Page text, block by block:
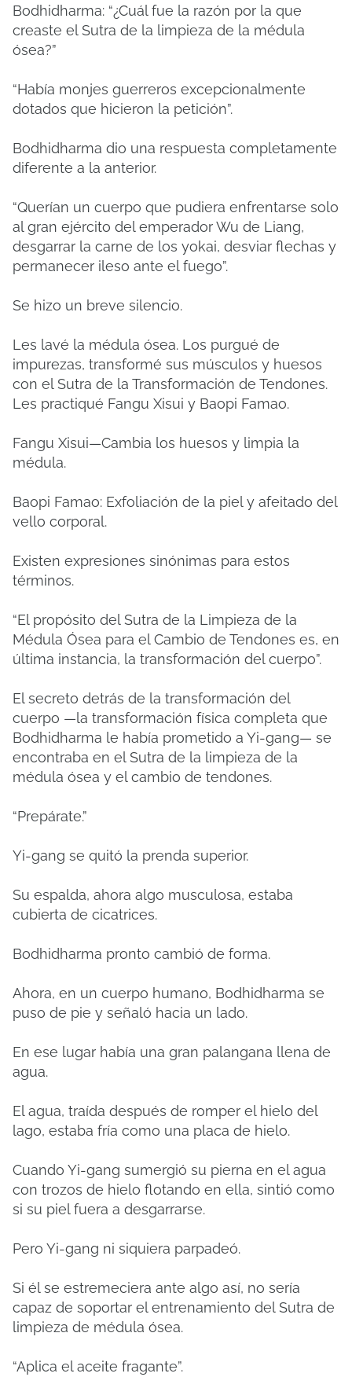
Bodhidharma: “¿Cuál fue la razón por la que
creaste el Sutra de la limpieza de la médula
ósea?”
“Había monjes guerreros excepcionalmente
dotados que hicieron la petición”.
Bodhidharma dio una respuesta completamente
diferente a la anterior.
“Querían un cuerpo que pudiera enfrentarse solo
al gran ejército del emperador Wu de Liang,
desgarrar la carne de los yokai, desviar flechas y
permanecer ileso ante el fuego”.
Se hizo un breve silencio.
Les lavé la médula ósea. Los purgué de
impurezas, transformé sus músculos y huesos
con el Sutra de la Transformación de Tendones.
Les practiqué Fangu Xisui y Baopi Famao.
Fangu Xisui—Cambia los huesos y limpia la
médula.
Baopi Famao: Exfoliación de la piel y afeitado del
vello corporal.
Existen expresiones sinónimas para estos
términos.
“El propósito del Sutra de la Limpieza de la
Médula Ósea para el Cambio de Tendones es, en
última instancia, la transformación del cuerpo”.
El secreto detrás de la transformación del
cuerpo —la transformación física completa que
Bodhidharma le había prometido a Yi-gang— se
encontraba en el Sutra de la limpieza de la
médula ósea y el cambio de tendones.
“Prepárate.”
Yi-gang se quitó la prenda superior.
Su espalda, ahora algo musculosa, estaba
cubierta de cicatrices.
Bodhidharma pronto cambió de forma.
Ahora, en un cuerpo humano, Bodhidharma se
puso de pie y señaló hacia un lado.
En ese lugar había una gran palangana llena de
agua.
El agua, traída después de romper el hielo del
lago, estaba fría como una placa de hielo.
Cuando Yi-gang sumergió su pierna en el agua
con trozos de hielo flotando en ella, sintió como
si su piel fuera a desgarrarse.
Pero Yi-gang ni siquiera parpadeó.
Si él se estremeciera ante algo así, no sería
capaz de soportar el entrenamiento del Sutra de
limpieza de médula ósea.
“Aplica el aceite fragante”.